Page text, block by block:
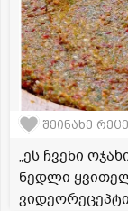
შეინახე
„ეს ჩვენი
ნედლი
ვიდეორეცეპტი